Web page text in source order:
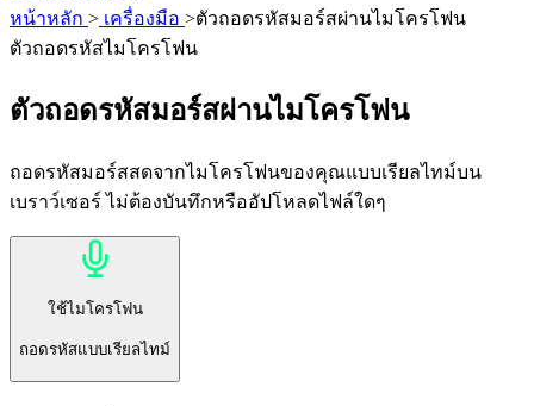
หน้าหลัก > เครื่องมือ >ตัวถอดรหัสมอร์สผ่านไมโครโฟน
ตัวถอดรหัสไมโครโฟน
ตัวถอดรหัสมอร์สผ่านไมโครโฟน
ถอดรหัสมอร์สสดจากไมโครโฟนของคุณแบบเรียลไทม์บน
เบราว์เซอร์ ไม่ต้องบันทึกหรืออัปโหลดไฟล์ใดๆ
ใช้ไมโครโฟน
ถอดรหัสแบบเรียลไทม์